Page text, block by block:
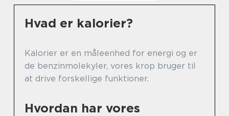
Hvad er kalorier?
Kalorier er en måleenhed for energi og er
de benzinmolekyler, vores krop bruger til
at drive forskellige funktioner.
Hvordan har vores